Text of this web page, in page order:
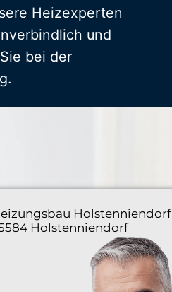
Heizexperten
und
bei der
Holstenniendorf
Holstenniendorf